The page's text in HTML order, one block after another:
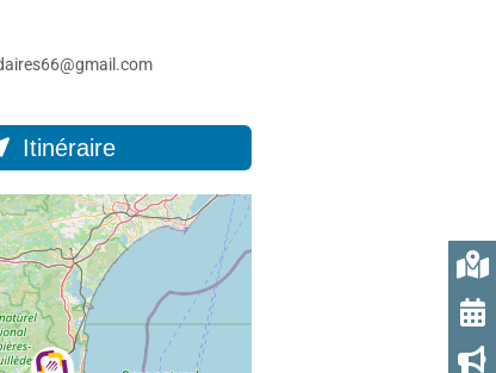
Itinéraire